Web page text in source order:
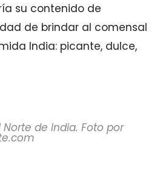
su contenido de
de brindar al comensal
India: picante, dulce,
de India. Foto por